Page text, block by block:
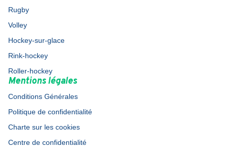
Rugby
Volley
Hockey-sur-glace
Rink-hockey
Roller-hockey
Mentions légales
Conditions Générales
Politique de confidentialité
Charte sur les cookies
Centre de confidentialité